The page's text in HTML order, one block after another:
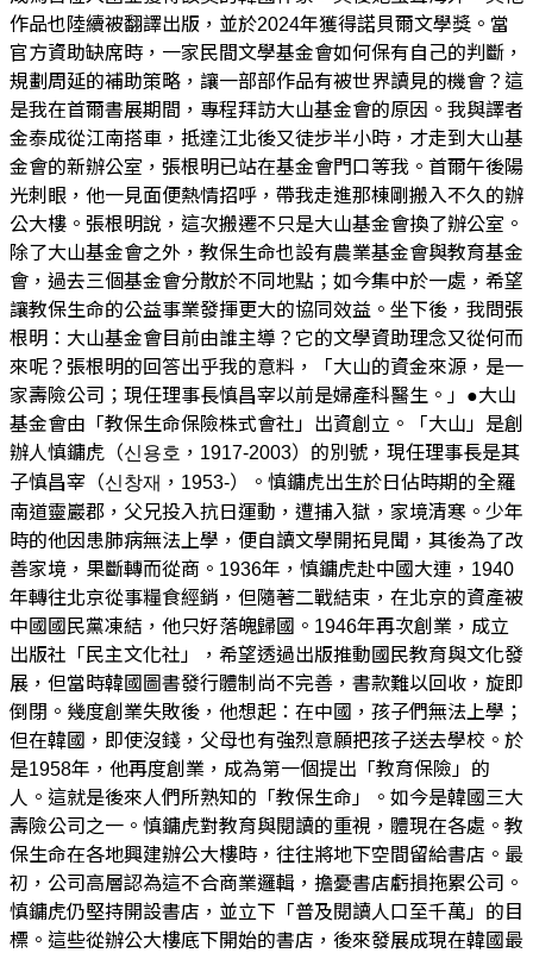
作品也陸續被翻譯出版，並於2024年獲得諾貝爾文學獎。當
官方資助缺席時，一家民間文學基金會如何保有自己的判斷，
規劃周延的補助策略，讓一部部作品有被世界讀見的機會？這
是我在首爾書展期間，專程拜訪大山基金會的原因。我與譯者
金泰成從江南搭車，抵達江北後又徒步半小時，才走到大山基
金會的新辦公室，張根明已站在基金會門口等我。首爾午後陽
光刺眼，他一見面便熱情招呼，帶我走進那棟剛搬入不久的辦
公大樓。張根明說，這次搬遷不只是大山基金會換了辦公室。
除了大山基金會之外，教保生命也設有農業基金會與教育基金
會，過去三個基金會分散於不同地點；如今集中於一處，希望
讓教保生命的公益事業發揮更大的協同效益。坐下後，我問張
根明：大山基金會目前由誰主導？它的文學資助理念又從何而
來呢？張根明的回答出乎我的意料，「大山的資金來源，是一
家壽險公司；現任理事長慎昌宰以前是婦產科醫生。」●大山
基金會由「教保生命保險株式會社」出資創立。「大山」是創
辦人慎鏞虎（신용호，1917-2003）的別號，現任理事長是其
子慎昌宰（신창재，1953-）。慎鏞虎出生於日佔時期的全羅
南道靈巖郡，父兄投入抗日運動，遭捕入獄，家境清寒。少年
時的他因患肺病無法上學，便自讀文學開拓見聞，其後為了改
善家境，果斷轉而從商。1936年，慎鏞虎赴中國大連，1940
年轉往北京從事糧食經銷，但隨著二戰結束，在北京的資產被
中國國民黨凍結，他只好落魄歸國。1946年再次創業，成立
出版社「民主文化社」，希望透過出版推動國民教育與文化發
展，但當時韓國圖書發行體制尚不完善，書款難以回收，旋即
倒閉。幾度創業失敗後，他想起：在中國，孩子們無法上學；
但在韓國，即使沒錢，父母也有強烈意願把孩子送去學校。於
是1958年，他再度創業，成為第一個提出「教育保險」的
人。這就是後來人們所熟知的「教保生命」。如今是韓國三大
壽險公司之一。慎鏞虎對教育與閱讀的重視，體現在各處。教
保生命在各地興建辦公大樓時，往往將地下空間留給書店。最
初，公司高層認為這不合商業邏輯，擔憂書店虧損拖累公司。
慎鏞虎仍堅持開設書店，並立下「普及閱讀人口至千萬」的目
標。這些從辦公大樓底下開始的書店，後來發展成現在韓國最